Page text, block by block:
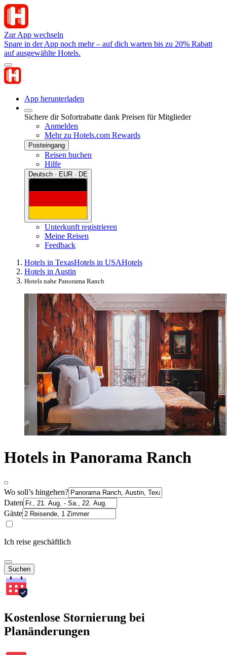
Zur App wechseln
Spare in der App noch mehr – auf dich warten bis zu 20% Rabatt
auf ausgewählte Hotels.
App herunterladen
Sichere dir Sofortrabatte dank Preisen für Mitglieder
Anmelden
Mehr zu Hotels.com Rewards
Posteingang
Reisen buchen
Hilfe
Deutsch · EUR · DE
Unterkunft registrieren
Meine Reisen
Feedback
Hotels in TexasHotels in USAHotels
Hotels in Austin
Hotels nahe Panorama Ranch
Hotels in Panorama Ranch
Wo soll’s hingehen?
Daten
Gäste
Ich reise geschäftlich
Suchen
Kostenlose Stornierung bei
Planänderungen